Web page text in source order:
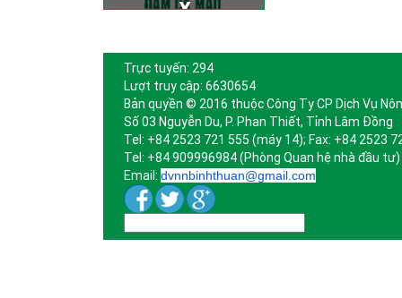
Trực tuyến: 294
Lượt truy cập: 6630654
Bản quyền © 2016 thuộc Công Ty CP Dịch Vụ
Số 03 Nguyễn Du, P. Phan Thiết, Tỉnh Lâm Đồng
Tel: +84 2523 721 555 (máy 14); Fax: +84 2523
Tel: +84 909996984 (Phòng Quan hệ nhà đầu tư)
Email: dvnnbinhthuan@gmail.com